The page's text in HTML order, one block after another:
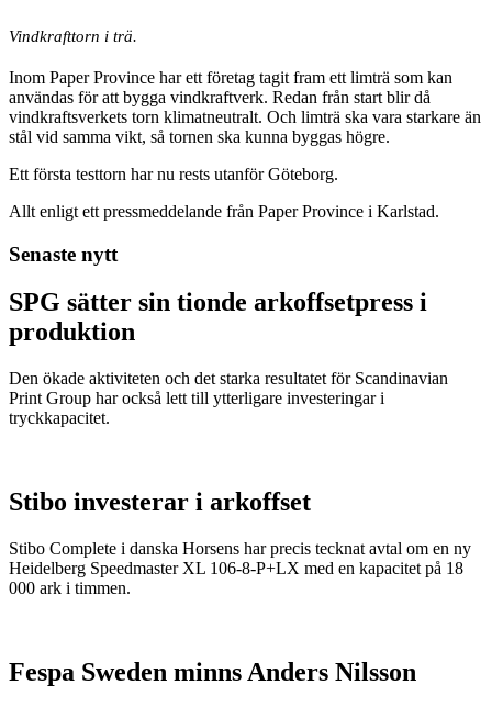
Vindkrafttorn i trä.
Inom Paper Province har ett företag tagit fram ett limträ som kan
användas för att bygga vindkraftverk. Redan från start blir då
vindkraftsverkets torn klimatneutralt. Och limträ ska vara starkare än
stål vid samma vikt, så tornen ska kunna byggas högre.
Ett första testtorn har nu rests utanför Göteborg.
Allt enligt ett pressmeddelande från Paper Province i Karlstad.
Senaste nytt
SPG sätter sin tionde arkoffsetpress i
produktion
Den ökade aktiviteten och det starka resultatet för Scandinavian
Print Group har också lett till ytterligare investeringar i
tryckkapacitet.
Stibo investerar i arkoffset
Stibo Complete i danska Horsens har precis tecknat avtal om en ny
Heidelberg Speedmaster XL 106-8-P+LX med en kapacitet på 18
000 ark i timmen.
Fespa Sweden minns Anders Nilsson